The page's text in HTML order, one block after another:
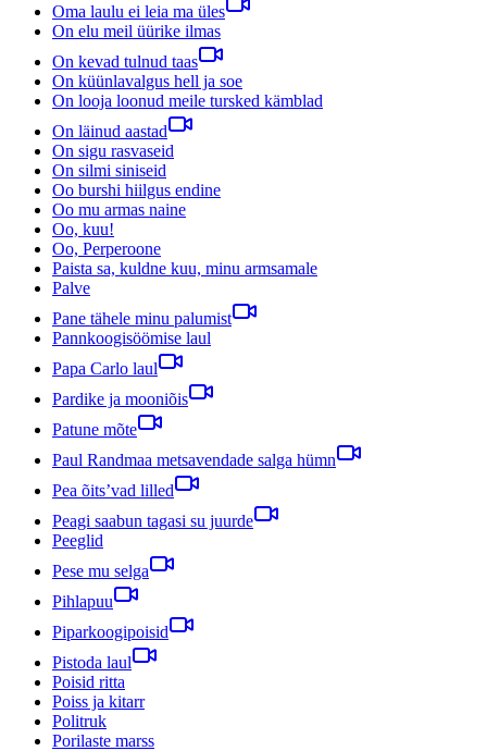
Oma laulu ei leia ma üles
On elu meil üürike ilmas
On kevad tulnud taas
On küünlavalgus hell ja soe
On looja loonud meile tursked kämblad
On läinud aastad
On sigu rasvaseid
On silmi siniseid
Oo burshi hiilgus endine
Oo mu armas naine
Oo, kuu!
Oo, Perperoone
Paista sa, kuldne kuu, minu armsamale
Palve
Pane tähele minu palumist
Pannkoogisöömise laul
Papa Carlo laul
Pardike ja mooniõis
Patune mõte
Paul Randmaa metsavendade salga hümn
Pea õits’vad lilled
Peagi saabun tagasi su juurde
Peeglid
Pese mu selga
Pihlapuu
Piparkoogipoisid
Pistoda laul
Poisid ritta
Poiss ja kitarr
Politruk
Porilaste marss